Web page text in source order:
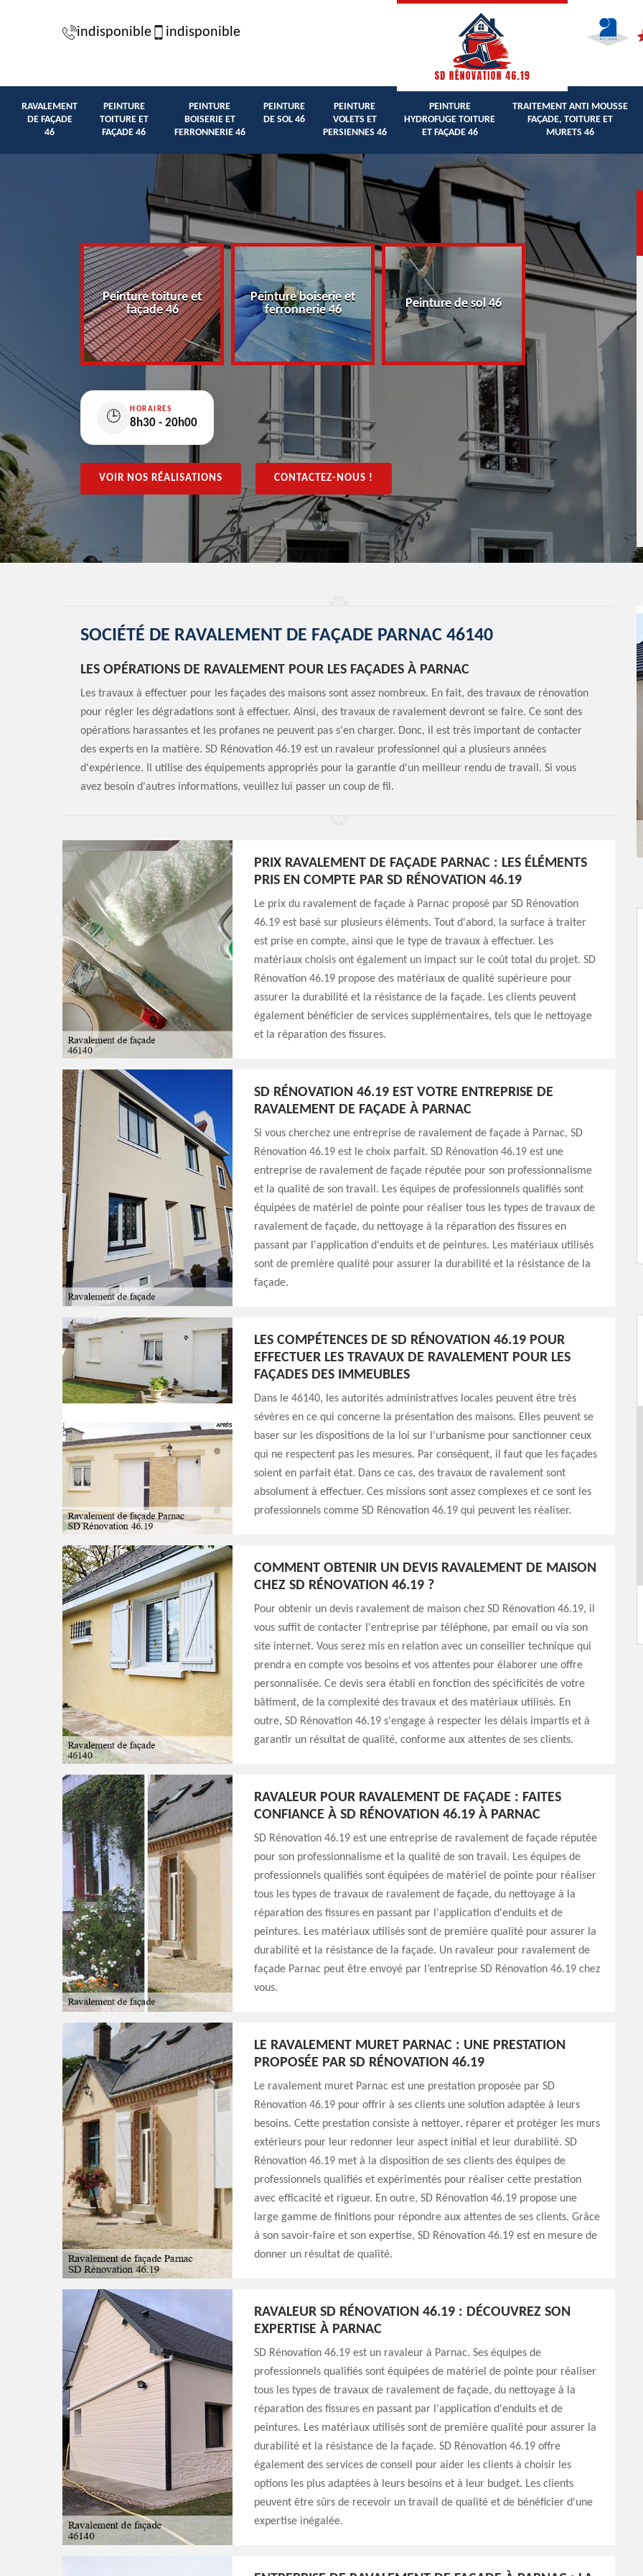
indisponible indisponible
RAVALEMENT
DE FAÇADE
46
PEINTURE
TOITURE ET
FAÇADE 46
PEINTURE
BOISERIE ET
FERRONNERIE 46
PEINTURE
DE SOL 46
PEINTURE
VOLETS ET
PERSIENNES 46
PEINTURE
HYDROFUGE TOITURE
ET FAÇADE 46
TRAITEMENT ANTI MOUSSE
FAÇADE, TOITURE ET
MURETS 46
Peinture toiture et
façade 46
Peinture boiserie et
ferronnerie 46
Peinture de sol 46
Peinture volets
persiennes 46
🕒
HORAIRES
8h30 - 20h00
VOIR NOS RÉALISATIONS CONTACTEZ-NOUS !
SOCIÉTÉ DE RAVALEMENT DE FAÇADE PARNAC 46140
LES OPÉRATIONS DE RAVALEMENT POUR LES FAÇADES À PARNAC
Les travaux à effectuer pour les façades des maisons sont assez nombreux. En fait, des travaux de rénovation
pour régler les dégradations sont à effectuer. Ainsi, des travaux de ravalement devront se faire. Ce sont des
opérations harassantes et les profanes ne peuvent pas s'en charger. Donc, il est très important de contacter
des experts en la matière. SD Rénovation 46.19 est un ravaleur professionnel qui a plusieurs années
d'expérience. Il utilise des équipements appropriés pour la garantie d'un meilleur rendu de travail. Si vous
avez besoin d'autres informations, veuillez lui passer un coup de fil.
PRIX RAVALEMENT DE FAÇADE PARNAC : LES ÉLÉMENTS
PRIS EN COMPTE PAR SD RÉNOVATION 46.19
Le prix du ravalement de façade à Parnac proposé par SD Rénovation
46.19 est basé sur plusieurs éléments. Tout d'abord, la surface à traiter
est prise en compte, ainsi que le type de travaux à effectuer. Les
matériaux choisis ont également un impact sur le coût total du projet. SD
Rénovation 46.19 propose des matériaux de qualité supérieure pour
assurer la durabilité et la résistance de la façade. Les clients peuvent
également bénéficier de services supplémentaires, tels que le nettoyage
et la réparation des fissures.
SD RÉNOVATION 46.19 EST VOTRE ENTREPRISE DE
RAVALEMENT DE FAÇADE À PARNAC
Si vous cherchez une entreprise de ravalement de façade à Parnac, SD
Rénovation 46.19 est le choix parfait. SD Rénovation 46.19 est une
entreprise de ravalement de façade réputée pour son professionnalisme
et la qualité de son travail. Les équipes de professionnels qualifiés sont
équipées de matériel de pointe pour réaliser tous les types de travaux de
ravalement de façade, du nettoyage à la réparation des fissures en
passant par l'application d'enduits et de peintures. Les matériaux utilisés
sont de première qualité pour assurer la durabilité et la résistance de la
façade.
LES COMPÉTENCES DE SD RÉNOVATION 46.19 POUR
EFFECTUER LES TRAVAUX DE RAVALEMENT POUR LES
FAÇADES DES IMMEUBLES
Dans le 46140, les autorités administratives locales peuvent être très
sévères en ce qui concerne la présentation des maisons. Elles peuvent se
baser sur les dispositions de la loi sur l'urbanisme pour sanctionner ceux
qui ne respectent pas les mesures. Par conséquent, il faut que les façades
soient en parfait état. Dans ce cas, des travaux de ravalement sont
absolument à effectuer. Ces missions sont assez complexes et ce sont les
professionnels comme SD Rénovation 46.19 qui peuvent les réaliser.
COMMENT OBTENIR UN DEVIS RAVALEMENT DE MAISON
CHEZ SD RÉNOVATION 46.19 ?
Pour obtenir un devis ravalement de maison chez SD Rénovation 46.19, il
vous suffit de contacter l'entreprise par téléphone, par email ou via son
site internet. Vous serez mis en relation avec un conseiller technique qui
prendra en compte vos besoins et vos attentes pour élaborer une offre
personnalisée. Ce devis sera établi en fonction des spécificités de votre
bâtiment, de la complexité des travaux et des matériaux utilisés. En
outre, SD Rénovation 46.19 s'engage à respecter les délais impartis et à
garantir un résultat de qualité, conforme aux attentes de ses clients.
RAVALEUR POUR RAVALEMENT DE FAÇADE : FAITES
CONFIANCE À SD RÉNOVATION 46.19 À PARNAC
SD Rénovation 46.19 est une entreprise de ravalement de façade réputée
pour son professionnalisme et la qualité de son travail. Les équipes de
professionnels qualifiés sont équipées de matériel de pointe pour réaliser
tous les types de travaux de ravalement de façade, du nettoyage à la
réparation des fissures en passant par l'application d'enduits et de
peintures. Les matériaux utilisés sont de première qualité pour assurer la
durabilité et la résistance de la façade. Un ravaleur pour ravalement de
façade Parnac peut être envoyé par l’entreprise SD Rénovation 46.19 chez
vous.
LE RAVALEMENT MURET PARNAC : UNE PRESTATION
PROPOSÉE PAR SD RÉNOVATION 46.19
Le ravalement muret Parnac est une prestation proposée par SD
Rénovation 46.19 pour offrir à ses clients une solution adaptée à leurs
besoins. Cette prestation consiste à nettoyer, réparer et protéger les murs
extérieurs pour leur redonner leur aspect initial et leur durabilité. SD
Rénovation 46.19 met à la disposition de ses clients des équipes de
professionnels qualifiés et expérimentés pour réaliser cette prestation
avec efficacité et rigueur. En outre, SD Rénovation 46.19 propose une
large gamme de finitions pour répondre aux attentes de ses clients. Grâce
à son savoir-faire et son expertise, SD Rénovation 46.19 est en mesure de
donner un résultat de qualité.
RAVALEUR SD RÉNOVATION 46.19 : DÉCOUVREZ SON
EXPERTISE À PARNAC
SD Rénovation 46.19 est un ravaleur à Parnac. Ses équipes de
professionnels qualifiés sont équipées de matériel de pointe pour réaliser
tous les types de travaux de ravalement de façade, du nettoyage à la
réparation des fissures en passant par l'application d'enduits et de
peintures. Les matériaux utilisés sont de première qualité pour assurer la
durabilité et la résistance de la façade. SD Rénovation 46.19 offre
également des services de conseil pour aider les clients à choisir les
options les plus adaptées à leurs besoins et à leur budget. Les clients
peuvent être sûrs de recevoir un travail de qualité et de bénéficier d'une
expertise inégalée.